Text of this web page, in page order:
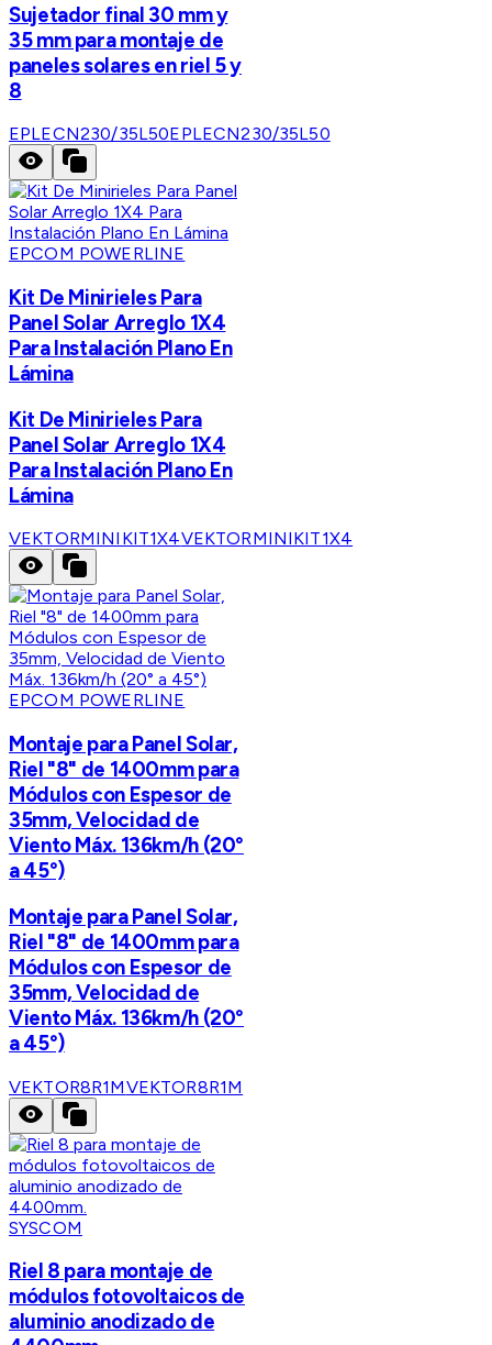
Sujetador final 30 mm y
35 mm para montaje de
paneles solares en riel 5 y
8
EPLECN230/35L50EPLECN230/35L50
EPCOM POWERLINE
Kit De Minirieles Para
Panel Solar Arreglo 1X4
Para Instalación Plano En
Lámina
Kit De Minirieles Para
Panel Solar Arreglo 1X4
Para Instalación Plano En
Lámina
VEKTORMINIKIT1X4VEKTORMINIKIT1X4
EPCOM POWERLINE
Montaje para Panel Solar,
Riel "8" de 1400mm para
Módulos con Espesor de
35mm, Velocidad de
Viento Máx. 136km/h (20°
a 45°)
Montaje para Panel Solar,
Riel "8" de 1400mm para
Módulos con Espesor de
35mm, Velocidad de
Viento Máx. 136km/h (20°
a 45°)
VEKTOR8R1MVEKTOR8R1M
SYSCOM
Riel 8 para montaje de
módulos fotovoltaicos de
aluminio anodizado de